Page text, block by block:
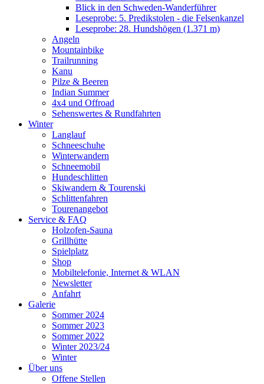
Blick in den Schweden-Wanderführer
Leseprobe: 5. Predikstolen - die Felsenkanzel
Leseprobe: 28. Hundshögen (1.371 m)
Angeln
Mountainbike
Trailrunning
Kanu
Pilze & Beeren
Indian Summer
4x4 und Offroad
Sehenswertes & Rundfahrten
Winter
Langlauf
Schneeschuhe
Winterwandern
Schneemobil
Hundeschlitten
Skiwandern & Tourenski
Schlittenfahren
Tourenangebot
Service & FAQ
Holzofen-Sauna
Grillhütte
Spielplatz
Shop
Mobiltelefonie, Internet & WLAN
Newsletter
Anfahrt
Galerie
Sommer 2024
Sommer 2023
Sommer 2022
Winter 2023/24
Winter
Über uns
Offene Stellen